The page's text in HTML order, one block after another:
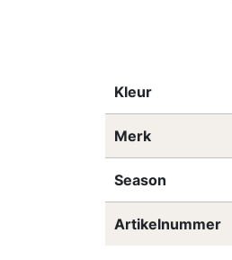
Kleur
Merk
Season
Artikelnummer